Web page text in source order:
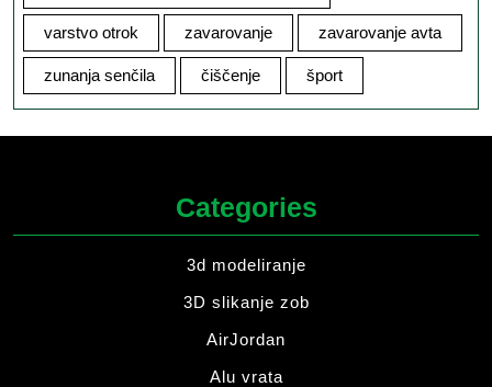
varstvo otrok zavarovanje zavarovanje avta
zunanja senčila čiščenje šport
Categories
3d modeliranje
3D slikanje zob
AirJordan
Alu vrata